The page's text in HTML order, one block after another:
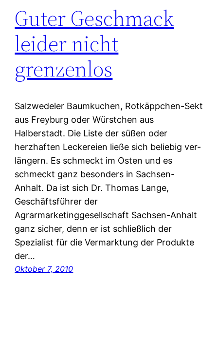
Guter Geschmack
leider nicht
grenzenlos
Salzwedeler Baumkuchen, Rotkäppchen-Sekt
aus Freyburg oder Würstchen aus
Halberstadt. Die Liste der süßen oder
herzhaften Leckereien ließe sich beliebig ver-
längern. Es schmeckt im Osten und es
schmeckt ganz besonders in Sachsen-
Anhalt. Da ist sich Dr. Thomas Lange,
Geschäftsführer der
Agrarmarketinggesellschaft Sachsen-Anhalt
ganz sicher, denn er ist schließlich der
Spezialist für die Vermarktung der Produkte
der…
Oktober 7, 2010